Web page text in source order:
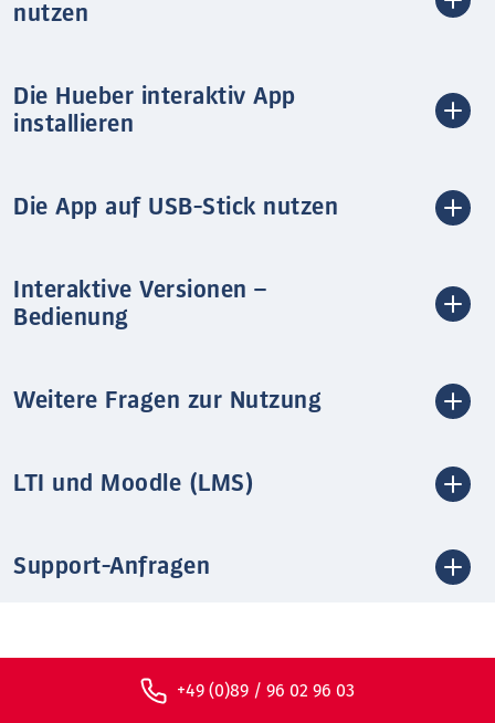
nutzen
Die Hueber interaktiv App
installieren
Die App auf USB-Stick nutzen
Interaktive Versionen –
Bedienung
Weitere Fragen zur Nutzung
LTI und Moodle (LMS)
Support-Anfragen
+49 (0)89 / 96 02 96 03